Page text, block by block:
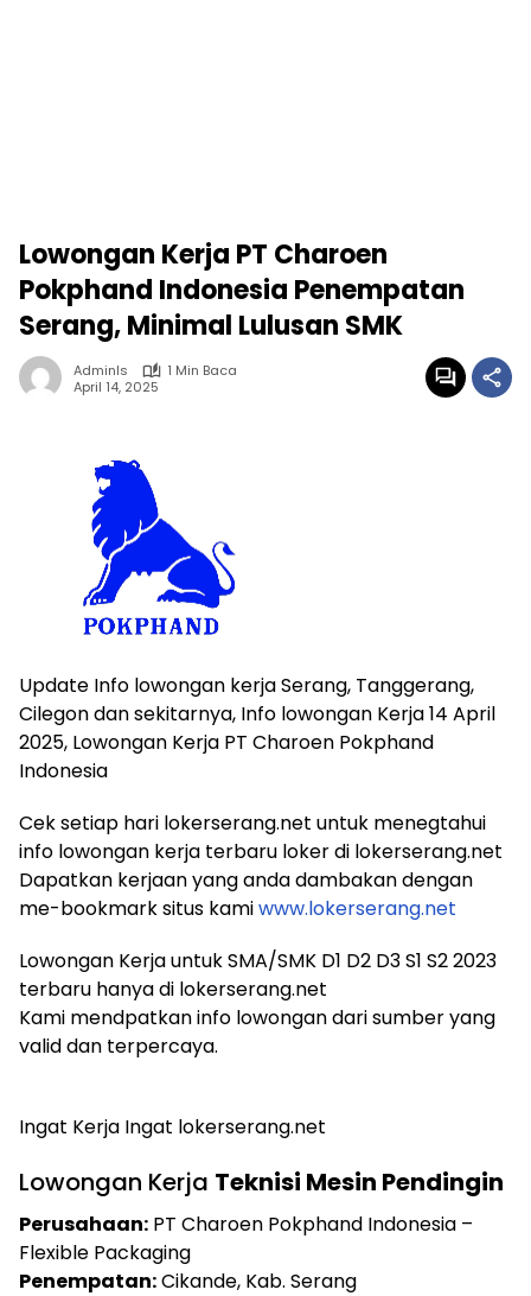
Lowongan Kerja PT Charoen
Pokphand Indonesia Penempatan
Serang, Minimal Lulusan SMK
Adminls
1 Min Baca
April 14, 2025
Update Info lowongan kerja Serang, Tanggerang,
Cilegon dan sekitarnya, Info lowongan Kerja 14 April
2025, Lowongan Kerja PT Charoen Pokphand
Indonesia
Cek setiap hari lokerserang.net untuk menegtahui
info lowongan kerja terbaru loker di lokerserang.net
Dapatkan kerjaan yang anda dambakan dengan
me-bookmark situs kamiwww.lokerserang.net
Lowongan Kerja untuk SMA/SMK D1 D2 D3 S1 S2 2023
terbaru hanya di lokerserang.net
Kami mendpatkan info lowongan dari sumber yang
valid dan terpercaya.
Ingat Kerja Ingat lokerserang.net
Lowongan Kerja Teknisi Mesin Pendingin
Perusahaan: PT Charoen Pokphand Indonesia –
Flexible Packaging
Penempatan:Cikande, Kab. Serang